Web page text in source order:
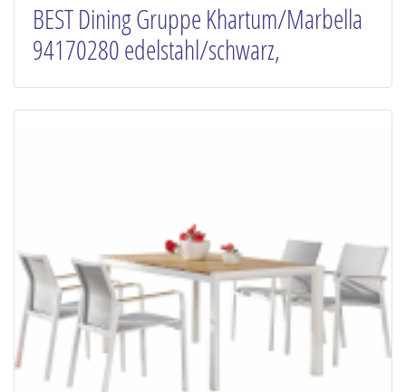
BEST Dining Gruppe Khartum/Marbella
94170280 edelstahl/schwarz,